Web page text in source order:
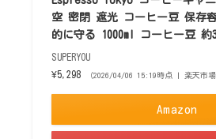
空 密閉 遮光 コーヒー豆 保存
的に守る 1000ml コーヒー豆 約
SUPERYOU
¥5,298
（2026/04/06 15:19時点 | 楽天市場
Amazon